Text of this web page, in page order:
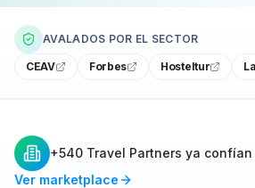
AVALADOS POR EL SECTOR
CEAV Forbes Hosteltur
+540 Travel Partners ya
Ver marketplace